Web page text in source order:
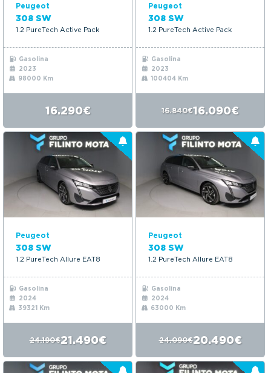
Peugeot
308 SW
1.2 PureTech Active Pack
Gasolina
2023
98000 Km
16.290€
Peugeot
308 SW
1.2 PureTech Active Pack
Gasolina
2023
100404 Km
16.840€16.090€
Peugeot
308 SW
1.2 PureTech Allure EAT8
Gasolina
2024
39321 Km
24.190€21.490€
Peugeot
308 SW
1.2 PureTech Allure EAT8
Gasolina
2024
63000 Km
24.090€20.490€